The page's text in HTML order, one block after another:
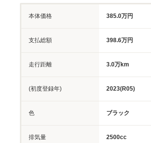
本体価格 385.0万円
支払総額 398.6万円
走行距離 3.0万km
(初度登録年) 2023(R05)
色 ブラック
排気量 2500cc